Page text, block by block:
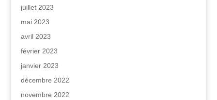
juillet 2023
mai 2023
avril 2023
février 2023
janvier 2023
décembre 2022
novembre 2022